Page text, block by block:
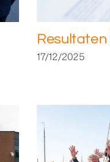
Resultaten
17/12/2025